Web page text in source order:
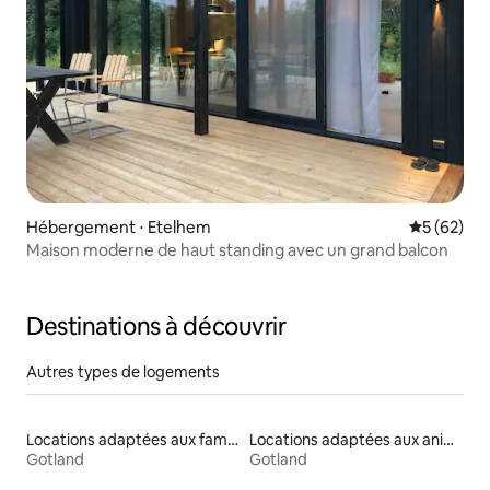
Hébergement ⋅ Etelhem
5 (62)
Maison moderne de haut standing avec un grand balcon
Destinations à découvrir
Autres types de logements
Locations adaptées aux familles
Gotland
Locations adaptées aux animaux
Gotland